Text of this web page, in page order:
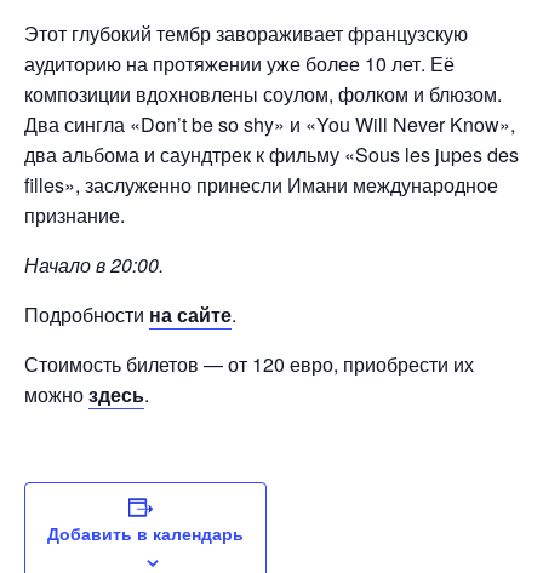
Этот глубокий тембр завораживает французскую
аудиторию на протяжении уже более 10 лет. Её
композиции вдохновлены соулом, фолком и блюзом.
Два сингла «Don’t be so shy» и «You Will Never Know»,
два альбома и саундтрек к фильму «Sous les jupes des
filles», заслуженно принесли Имани международное
признание.
Начало в 20:00.
Подробности на сайте.
Стоимость билетов — от 120 евро, приобрести их
можноздесь.
Добавить в календарь